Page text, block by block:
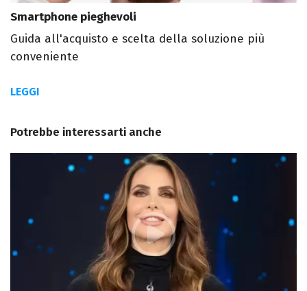
Smartphone pieghevoli
Guida all'acquisto e scelta della soluzione più
conveniente
LEGGI
Potrebbe interessarti anche